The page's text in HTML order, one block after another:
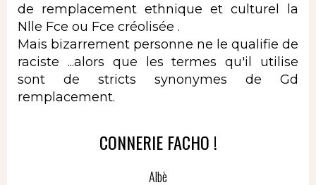
de remplacement ethnique et culturel la
Nlle Fce ou Fce créolisée .
Mais bizarrement personne ne le qualifie de
raciste ...alors que les termes qu'il utilise
sont de stricts synonymes de Gd
remplacement.
CONNERIE FACHO !
Albè